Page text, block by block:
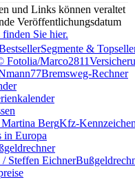
und Links können veraltet
Veröffentlichungsdatum
Sie hier.
Segmente &
Bremsweg-Rechner
Kfz-
in Europa